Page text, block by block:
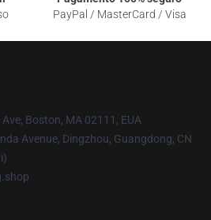
PayPal / MasterCard / Visa
Boston, MA 02111, EUA
Avenue, Dingzhou, Guangdong, CN